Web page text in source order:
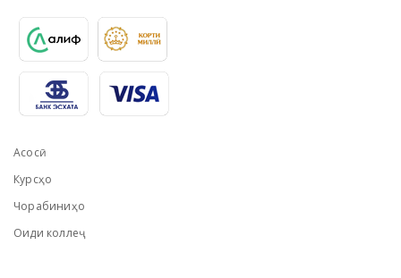
Асосӣ
Курсҳо
Чорабиниҳо
Оиди коллеҷ